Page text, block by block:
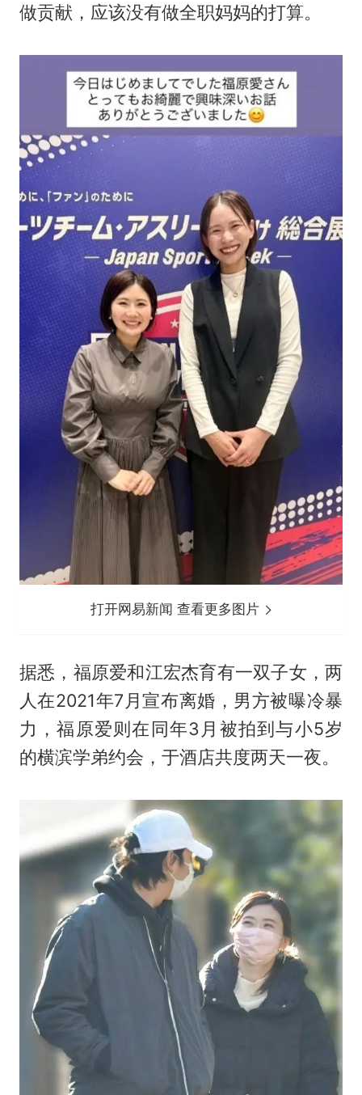
做贡献，应该没有做全职妈妈的打算。
打开网易新闻 查看更多图片
据悉，福原爱和江宏杰育有一双子女，两
人在2021年7月宣布离婚，男方被曝冷暴
力，福原爱则在同年3月被拍到与小5岁
的横滨学弟约会，于酒店共度两天一夜。